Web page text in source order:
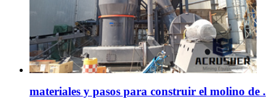
materiales y pasos para construir el molino de .